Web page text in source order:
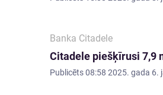
Banka Citadele
Citadele piešķīrusi 7,9
Publicēts08:58 2025. gada 6.